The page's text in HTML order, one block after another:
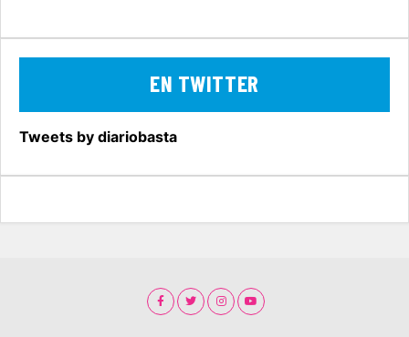
EN TWITTER
Tweets by diariobasta